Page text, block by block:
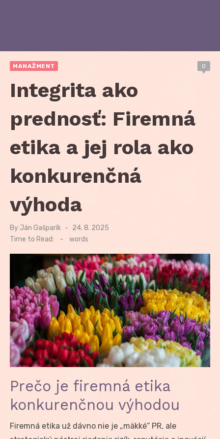
MANAŽMENT 0
Integrita ako
prednosť: Firemná
etika a jej rola ako
konkurenčná
výhoda
By Ján Gašparík
Posted
on
24. 8. 2025
Time to Read:
- words
Prečo je firemná etika
konkurenčnou výhodou
Firemná etika už dávno nie je „mäkké“ PR, ale